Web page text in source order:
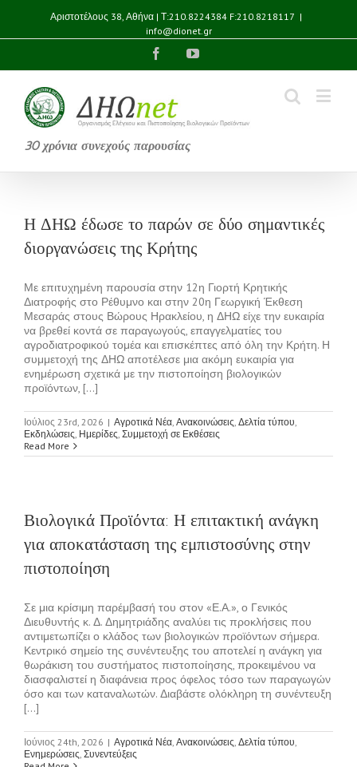
Αριστοτέλους 38, Αθήνα | Τ:210.8224384 F:210.8218117 |
info@dionet.gr
FacebookYouTube
30 χρόνια συνεχούς παρουσίας
Η ΔΗΩ έδωσε το παρών σε δύο σημαντικές
διοργανώσεις της Κρήτης
Με επιτυχημένη παρουσία στην 12η Γιορτή Κρητικής
Διατροφής στο Ρέθυμνο και στην 20η Γεωργική Έκθεση
Μεσαράς στους Βώρους Ηρακλείου, η ΔΗΩ είχε την ευκαιρία
να βρεθεί κοντά σε παραγωγούς, επαγγελματίες του
αγροδιατροφικού τομέα και επισκέπτες από όλη την Κρήτη. Η
συμμετοχή της ΔΗΩ αποτέλεσε μια ακόμη ευκαιρία για
ενημέρωση σχετικά με την πιστοποίηση βιολογικών
προϊόντων, [...]
Ιούλιος 23rd, 2026 | Αγροτικά Νέα Ανακοινώσεις Δελτία τύπου
Εκδηλώσεις Ημερίδες Συμμετοχή σε Εκθέσεις
Read More
Βιολογικά Προϊόντα: Η επιτακτική ανάγκη
για αποκατάσταση της εμπιστοσύνης στην
πιστοποίηση
Σε μια κρίσιμη παρέμβασή του στον «Ε.Α.», ο Γενικός
Διευθυντής κ. Δ. Δημητριάδης αναλύει τις προκλήσεις που
αντιμετωπίζει ο κλάδος των βιολογικών προϊόντων σήμερα.
Κεντρικό σημείο της συνέντευξης του αποτελεί η ανάγκη για
θωράκιση του συστήματος πιστοποίησης, προκειμένου να
διασφαλιστεί η διαφάνεια προς όφελος τόσο των παραγωγών
όσο και των καταναλωτών. Διαβάστε ολόκληρη τη συνέντευξη
[...]
Ιούνιος 24th, 2026 | Αγροτικά Νέα Ανακοινώσεις Δελτία τύπου
Ενημερώσεις Συνεντεύξεις